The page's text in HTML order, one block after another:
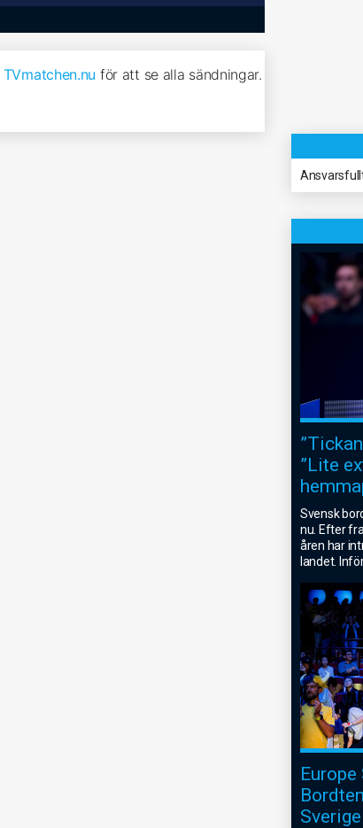
TVmatchen.nu för att se alla sändningar.
”Lite
Svensk
nu. Efter
åren har
landet. Inför
Sverige